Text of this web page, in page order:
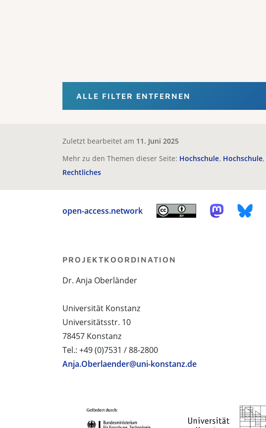
ALLE FILTER ENTFERNEN
Zuletzt bearbeitet am 11. Juni 2025
Mehr zu den Themen dieser Seite: Hochschule Hochschule
Rechtliches
open-access.network
PROJEKTKOORDINATION
Dr. Anja Oberländer
Universität Konstanz
Universitätsstr. 10
78457 Konstanz
Tel.: +49 (0)7531 / 88-2800
Anja.Oberlaender@uni-konstanz.de